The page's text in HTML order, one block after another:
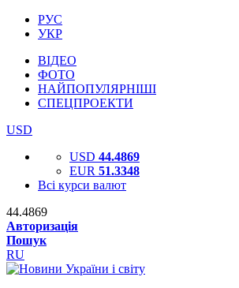
РУС
УКР
ВІДЕО
ФОТО
НАЙПОПУЛЯРНІШІ
СПЕЦПРОЕКТИ
USD
USD 44.4869
EUR 51.3348
Всі курси валют
44.4869
Авторизація
Пошук
RU